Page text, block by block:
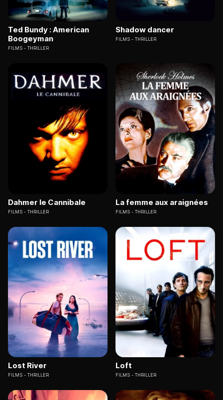
Ted Bundy : American
Boogeyman
FILMS THRILLER
Shadow dancer
FILMS THRILLER
Dahmer le Cannibale
FILMS THRILLER
La femme aux araignées
FILMS THRILLER
Lost River
FILMS THRILLER
Loft
FILMS THRILLER